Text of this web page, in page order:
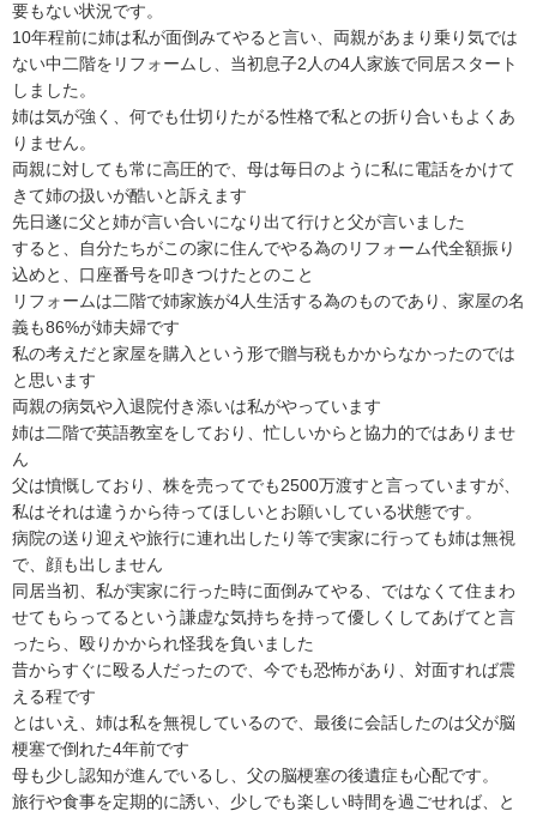
要もない状況です。
10年程前に姉は私が面倒みてやると言い、両親があまり乗り気では
ない中二階をリフォームし、当初息子2人の4人家族で同居スタート
しました。
姉は気が強く、何でも仕切りたがる性格で私との折り合いもよくあ
りません。
両親に対しても常に高圧的で、母は毎日のように私に電話をかけて
きて姉の扱いが酷いと訴えます
先日遂に父と姉が言い合いになり出て行けと父が言いました
すると、自分たちがこの家に住んでやる為のリフォーム代全額振り
込めと、口座番号を叩きつけたとのこと
リフォームは二階で姉家族が4人生活する為のものであり、家屋の名
義も86%が姉夫婦です
私の考えだと家屋を購入という形で贈与税もかからなかったのでは
と思います
両親の病気や入退院付き添いは私がやっています
姉は二階で英語教室をしており、忙しいからと協力的ではありませ
ん
父は憤慨しており、株を売ってでも2500万渡すと言っていますが、
私はそれは違うから待ってほしいとお願いしている状態です。
病院の送り迎えや旅行に連れ出したり等で実家に行っても姉は無視
で、顔も出しません
同居当初、私が実家に行った時に面倒みてやる、ではなくて住まわ
せてもらってるという謙虚な気持ちを持って優しくしてあげてと言
ったら、殴りかかられ怪我を負いました
昔からすぐに殴る人だったので、今でも恐怖があり、対面すれば震
える程です
とはいえ、姉は私を無視しているので、最後に会話したのは父が脳
梗塞で倒れた4年前です
母も少し認知が進んでいるし、父の脳梗塞の後遺症も心配です。
旅行や食事を定期的に誘い、少しでも楽しい時間を過ごせれば、と